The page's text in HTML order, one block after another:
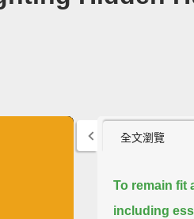
全文瀏覽
To remain fit
including